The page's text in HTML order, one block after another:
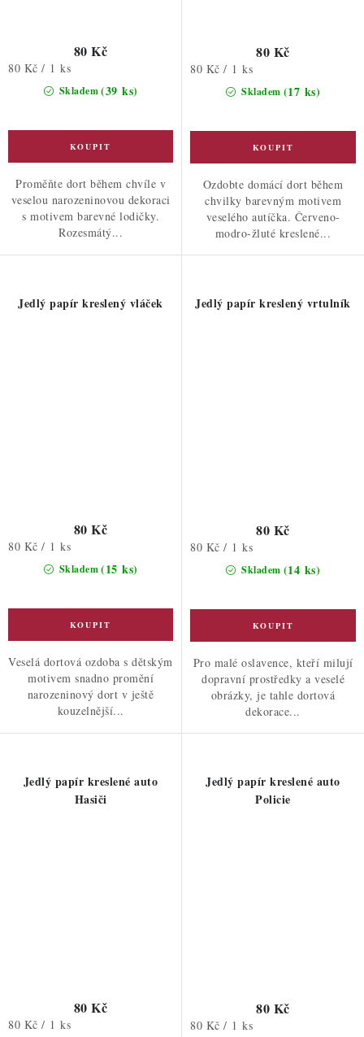
Skladem(39 ks)
80 Kč
Měrná
80 Kč / 1 ks
Proměňte dort během chvíle v
veselou narozeninovou dekoraci
s motivem barevné lodičky.
Rozesmátý...
Skladem (17 ks)
80 Kč
Měrná
80 Kč / 1 ks
Ozdobte domácí dort během
chvilky barevným motivem
veselého autíčka. Červeno-
modro-žluté kreslené...
Jedlý papír kreslený vláček
Skladem(15 ks)
80 Kč
Měrná
80 Kč / 1 ks
Veselá dortová ozdoba s dětským
motivem snadno promění
narozeninový dort v ještě
kouzelnější...
Jedlý papír kreslený vrtulník
Skladem (14 ks)
80 Kč
Měrná
80 Kč / 1 ks
Pro malé oslavence, kteří milují
dopravní prostředky a veselé
obrázky, je tahle dortová
dekorace...
Jedlý papír kreslené auto
Hasiči
80 Kč
Měrná
80 Kč / 1 ks
Jedlý papír kreslené auto
Policie
80 Kč
Měrná
80 Kč / 1 ks